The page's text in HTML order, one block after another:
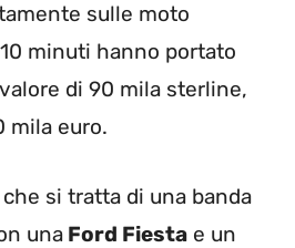
sulle moto
minuti hanno portato
di 90 mila sterline,
mila euro.
si tratta di una banda
una Ford Fiesta e un